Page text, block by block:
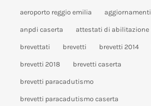
aeroporto reggio emilia aggiornamenti
anpdi caserta attestati di abilitazione
brevettati brevetti brevetti 2014
brevetti 2018 brevetti caserta
brevetti paracadutismo
brevetti paracadutismo caserta